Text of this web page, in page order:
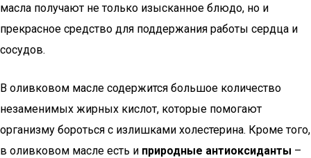
масла получают не только изысканное блюдо, но и
прекрасное средство для поддержания работы сердца и
сосудов.
В оливковом масле содержится большое количество
незаменимых жирных кислот, которые помогают
организму бороться с излишками холестерина. Кроме того,
в оливковом масле есть и природные антиоксиданты –